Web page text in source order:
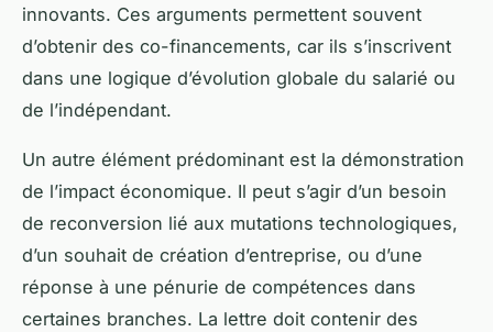
innovants. Ces arguments permettent souvent
d’obtenir des co-financements, car ils s’inscrivent
dans une logique d’évolution globale du salarié ou
de l’indépendant.
Un autre élément prédominant est la démonstration
de l’impact économique. Il peut s’agir d’un besoin
de reconversion lié aux mutations technologiques,
d’un souhait de création d’entreprise, ou d’une
réponse à une pénurie de compétences dans
certaines branches. La lettre doit contenir des